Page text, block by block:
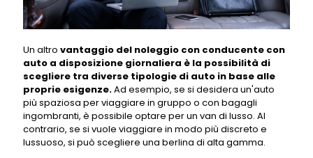
Un altro vantaggio del noleggio con conducente con
auto a disposizione giornaliera è la possibilità di
scegliere tra diverse tipologie di auto in base alle
proprie esigenze.Ad esempio, se si desidera un'auto
più spaziosa per viaggiare in gruppo o con bagagli
ingombranti, è possibile optare per un van di lusso. Al
contrario, se si vuole viaggiare in modo più discreto e
lussuoso, si può scegliere una berlina di alta gamma.